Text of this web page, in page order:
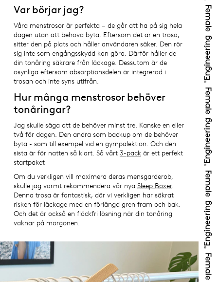
Var börjar jag?
Våra menstrosor är perfekta – de går att ha på sig hela
dagen utan att behöva byta. Eftersom det är en trosa,
sitter den på plats och håller användaren säker. Den rör
sig inte som engångsskydd kan göra. Därför håller de
din tonåring säkrare från läckage. Dessutom är de
osynliga eftersom absorptionsdelen är integrerad i
trosan och inte syns utifrån.
Hur många menstrosor behöver
tonåringar?
Jag skulle säga att de behöver minst tre. Kanske en eller
två för dagen. Den andra som backup om de behöver
byta - som till exempel vid en gympalektion. Och den
sista är för natten så klart. Så vårt 3-pack är ett perfekt
startpaket
Om du verkligen vill maximera deras mensgarderob,
skulle jag varmt rekommendera vår nya Sleep Boxer.
Denna trosa är fantastisk, där vi verkligen har säkrat
risken för läckage med en förlängd gren fram och bak.
Och det är också en fläckfri lösning när din tonåring
vaknar på morgonen.